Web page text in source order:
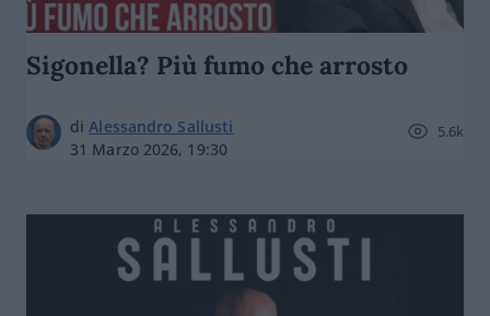
Sigonella? Più fumo che arrosto
diAlessandro Sallusti
31 Marzo 2026, 19:30
5.6k